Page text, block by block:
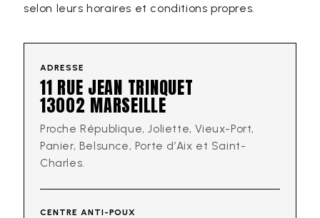
selon leurs horaires et conditions propres.
ADRESSE
11 RUE JEAN TRINQUET
13002 MARSEILLE
Proche République, Joliette, Vieux-Port,
Panier, Belsunce, Porte d’Aix et Saint-
Charles.
CENTRE ANTI-POUX